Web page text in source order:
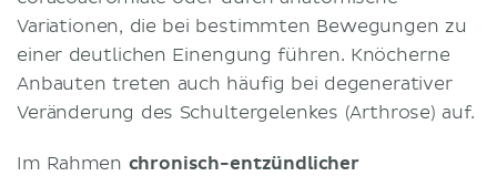
Variationen, die bei bestimmten Bewegungen zu
einer deutlichen Einengung führen. Knöcherne
Anbauten treten auch häufig bei degenerativer
Veränderung des Schultergelenkes (Arthrose) auf.
Im Rahmen chronisch-entzündlicher